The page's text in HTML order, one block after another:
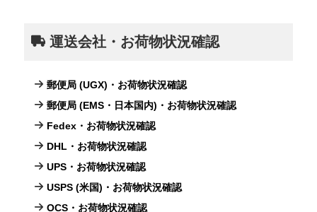
運送会社・お荷物状況確認
郵便局 (UGX)・お荷物状況確認
郵便局 (EMS・日本国内)・お荷物状況確認
Fedex・お荷物状況確認
DHL・お荷物状況確認
UPS・お荷物状況確認
USPS (米国)・お荷物状況確認
OCS・お荷物状況確認